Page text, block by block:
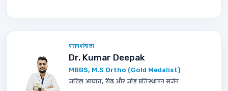
परामर्शदाता
Dr. Kumar Deepak
MBBS, M.S Ortho (Gold Medalist)
जटिल आघात, रीढ़ और जोड़ प्रतिस्थापन सर्जन